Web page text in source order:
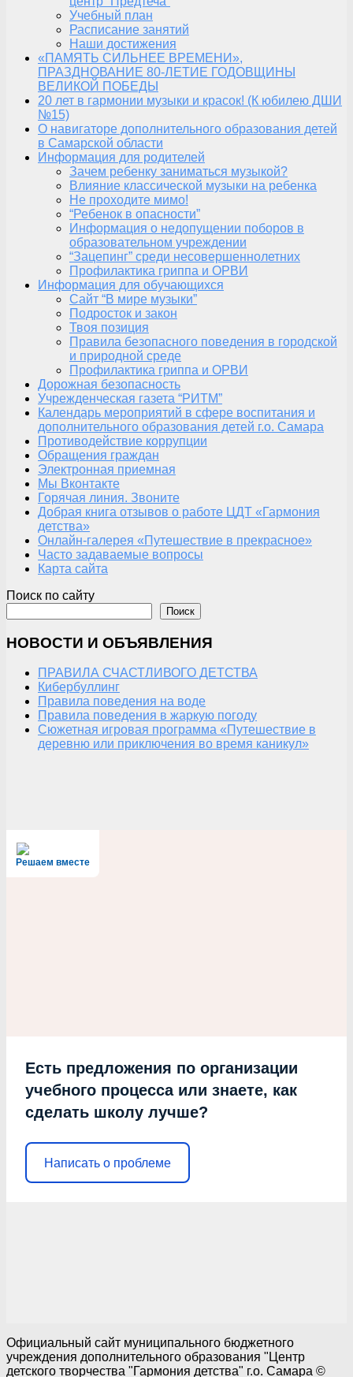
Учебный план
Расписание занятий
Наши достижения
«ПАМЯТЬ СИЛЬНЕЕ ВРЕМЕНИ»,
ПРАЗДНОВАНИЕ 80-ЛЕТИЕ ГОДОВЩИНЫ
ВЕЛИКОЙ ПОБЕДЫ
20 лет в гармонии музыки и красок! (К юбилею ДШИ
№15)
О навигаторе дополнительного образования детей
в Самарской области
Информация для родителей
Зачем ребенку заниматься музыкой?
Влияние классической музыки на ребенка
Не проходите мимо!
“Ребенок в опасности”
Информация о недопущении поборов в
образовательном учреждении
“Зацепинг” среди несовершеннолетних
Профилактика гриппа и ОРВИ
Информация для обучающихся
Сайт “В мире музыки”
Подросток и закон
Твоя позиция
Правила безопасного поведения в городской
и природной среде
Профилактика гриппа и ОРВИ
Дорожная безопасность
Учрежденческая газета “РИТМ”
Календарь мероприятий в сфере воспитания и
дополнительного образования детей г.о. Самара
Противодействие коррупции
Обращения граждан
Электронная приемная
Мы Вконтакте
Горячая линия. Звоните
Добрая книга отзывов о работе ЦДТ «Гармония
детства»
Онлайн-галерея «Путешествие в прекрасное»
Часто задаваемые вопросы
Карта сайта
Поиск по сайту
Поиск
НОВОСТИ И ОБЪЯВЛЕНИЯ
ПРАВИЛА СЧАСТЛИВОГО ДЕТСТВА
Кибербуллинг
Правила поведения на воде
Правила поведения в жаркую погоду
Сюжетная игровая программа «Путешествие в
деревню или приключения во время каникул»
Решаем вместе
Есть предложения по организации
учебного процесса или знаете, как
сделать школу лучше?
Написать о проблеме
Официальный сайт муниципального бюджетного
учреждения дополнительного образования "Центр
детского творчества "Гармония детства" г.о. Самара ©